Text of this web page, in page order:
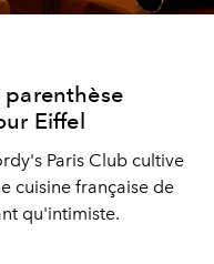
parenthèse
Eiffel
Paris Club cultive
cuisine française de
qu'intimiste.